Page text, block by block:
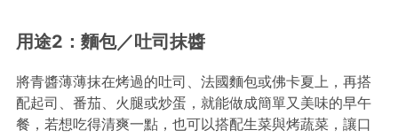
用途2：麵包／吐司抹醬
將青醬薄薄抹在烤過的吐司、法國麵包或佛卡夏上，再搭
配起司、番茄、火腿或炒蛋，就能做成簡單又美味的早午
餐，若想吃得清爽一點，也可以搭配生菜與烤蔬菜，讓口